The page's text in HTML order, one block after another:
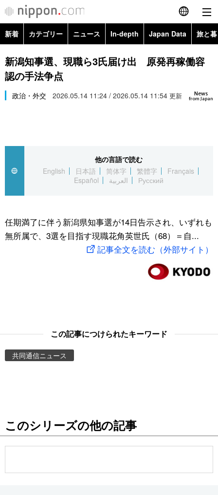
English
简体字
Русский
カテゴリー
経済・ビジネス
国際
文化
トップ
アーカイブ
In-depth
Japan Data
動画/Live
お知らせ
新着 カテゴリー ニュース In-depth Japan Data 旅と
政治・外交
経済・ビジネス
スポーツ・東京2020
Topics
新潟知事選、現職ら3氏届け出 原発再稼働容
認の手法争点
News
from Japan
政治・外交 2026.05.14 11:24 / 2026.05.14 11:54 更新
他の言語で読む
English
日本語 简体字 繁體字
Français
Español
العربية Русский
任期満了に伴う新潟県知事選が14日告示され、いずれも
無所属で、3選を目指す現職花角英世氏（68）＝自...
記事全文を読む（外部サイト）
この記事につけられたキーワード
共同通信ニュース
このシリーズの他の記事